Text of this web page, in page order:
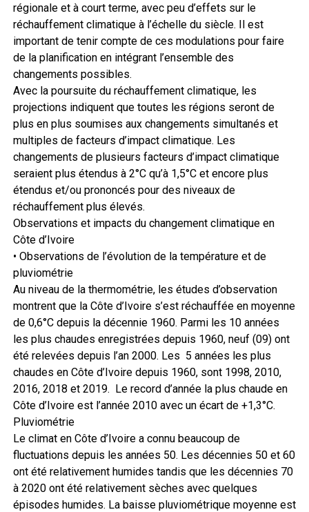
régionale et à court terme, avec peu d’effets sur le
réchauffement climatique à l’échelle du siècle. Il est
important de tenir compte de ces modulations pour faire
de la planification en intégrant l’ensemble des
changements possibles.
Avec la poursuite du réchauffement climatique, les
projections indiquent que toutes les régions seront de
plus en plus soumises aux changements simultanés et
multiples de facteurs d’impact climatique. Les
changements de plusieurs facteurs d’impact climatique
seraient plus étendus à 2°C qu’à 1,5°C et encore plus
étendus et/ou prononcés pour des niveaux de
réchauffement plus élevés.
Observations et impacts du changement climatique en
Côte d’Ivoire
• Observations de l’évolution de la température et de
pluviométrie
Au niveau de la thermométrie, les études d’observation
montrent que la Côte d’Ivoire s’est réchauffée en moyenne
de 0,6°C depuis la décennie 1960. Parmi les 10 années
les plus chaudes enregistrées depuis 1960, neuf (09) ont
été relevées depuis l’an 2000. Les 5 années les plus
chaudes en Côte d’Ivoire depuis 1960, sont 1998, 2010,
2016, 2018 et 2019. Le record d’année la plus chaude en
Côte d’Ivoire est l’année 2010 avec un écart de +1,3°C.
Pluviométrie
Le climat en Côte d’Ivoire a connu beaucoup de
fluctuations depuis les années 50. Les décennies 50 et 60
ont été relativement humides tandis que les décennies 70
à 2020 ont été relativement sèches avec quelques
épisodes humides. La baisse pluviométrique moyenne est